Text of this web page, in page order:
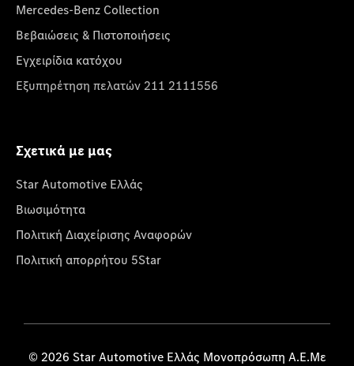
Mercedes-Benz Collection
Βεβαιώσεις & Πιστοποιήσεις
Εγχειρίδια κατόχου
Εξυπηρέτηση πελατών 211 2111556
Σχετικά με μας
Star Automotive Ελλάς
Βιωσιμότητα
Πολιτική Διαχείρισης Αναφορών
Πολιτική απορρήτου 5Star
© 2026 Star Automotive Ελλάς Μονοπρόσωπη Α.Ε.Με